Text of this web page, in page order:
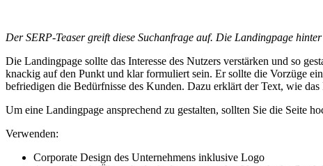
Der SERP-Teaser greift diese Suchanfrage auf. Die Landingpage
Die Landingpage sollte das Interesse des Nutzers verstärken und so
knackig auf den Punkt und klar formuliert sein. Er sollte die Vorzüge
befriedigen die Bedürfnisse des Kunden. Dazu erklärt der Text, wie
Um eine Landingpage ansprechend zu gestalten, sollten Sie die Seite
Verwenden:
Corporate Design des Unternehmens inklusive Logo